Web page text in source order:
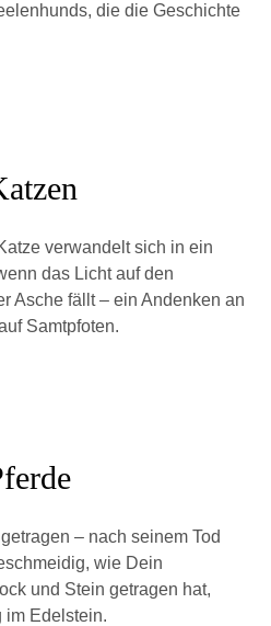
die die Geschichte
verwandelt sich in ein
das Licht auf den
Asche fällt – ein Andenken an
Samtpfoten.
– nach seinem Tod
wie Dein
und Stein getragen hat,
im Edelstein.